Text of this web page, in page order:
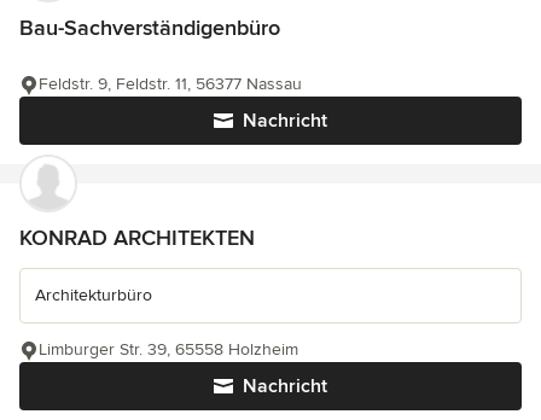
Bau-Sachverständigenbüro
Nachricht
Feldstr. 9, Feldstr. 11, 56377 Nassau
KONRAD ARCHITEKTEN
Architekturbüro
Nachricht
Limburger Str. 39, 65558 Holzheim